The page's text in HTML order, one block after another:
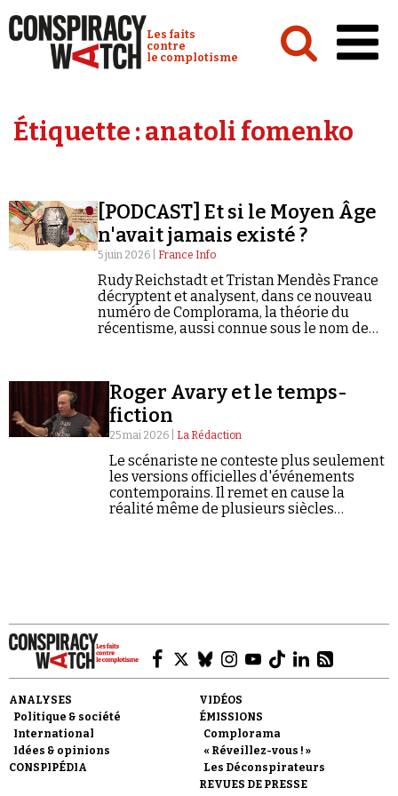
Conspiracy Watch :
Les faits
contre
le complotisme
Analyses
Vidéos
Émissions
Revues de presse
Newsletter
Demander à Vera
Se connecter
Étiquette :anatoli fomenko
[PODCAST] Et si le Moyen Âge
n'avait jamais existé ?
5 juin 2026 | France Info
Rudy Reichstadt et Tristan Mendès France
décryptent et analysent, dans ce nouveau
numéro de Complorama, la théorie du
récentisme, aussi connue sous le nom de
Roger Avary et le temps-
fiction
25 mai 2026 | La Rédaction
Le scénariste ne conteste plus seulement
les versions officielles d'événements
contemporains. Il remet en cause la
réalité même de plusieurs siècles
ANALYSES
Politique & société
International
Idées & opinions
CONSPIPÉDIA
VIDÉOS
ÉMISSIONS
Complorama
« Réveillez-vous ! »
Les Déconspirateurs
REVUES DE PRESSE